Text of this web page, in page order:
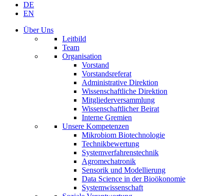
DE
EN
Über Uns
Leitbild
Team
Organisation
Vorstand
Vorstandsreferat
Administrative Direktion
Wissenschaftliche Direktion
Mitgliederversammlung
Wissenschaftlicher Beirat
Interne Gremien
Unsere Kompetenzen
Mikrobiom Biotechnologie
Technikbewertung
Systemverfahrenstechnik
Agromechatronik
Sensorik und Modellierung
Data Science in der Bioökonomie
Systemwissenschaft